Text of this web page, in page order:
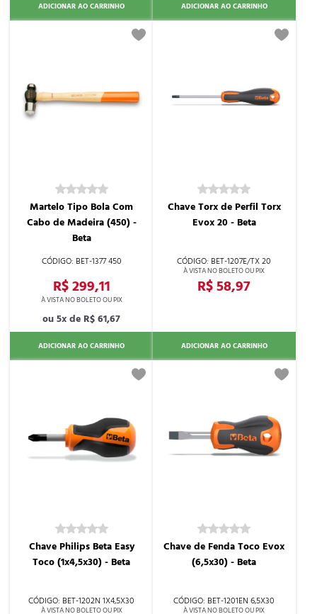
ADICIONAR AO CARRINHO ADICIONAR AO CARRINHO
BET-1377 450
Martelo Tipo Bola Com
Cabo de Madeira (450) -
Beta
R$ 299,11
5x de R$ 61,67
ADICIONAR AO CARRINHO
BET-1207E/TX 20
Chave Torx de Perfil Torx
Evox 20 - Beta
R$ 58,97
ADICIONAR AO CARRINHO
BET-1202N 1X4,5X30
Chave Philips Beta Easy
Toco (1x4,5x30) - Beta
BET-1201EN 6,5X30
Chave de Fenda Toco Evox
(6,5x30) - Beta